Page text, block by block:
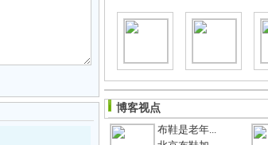
博客视点
布鞋是老年...